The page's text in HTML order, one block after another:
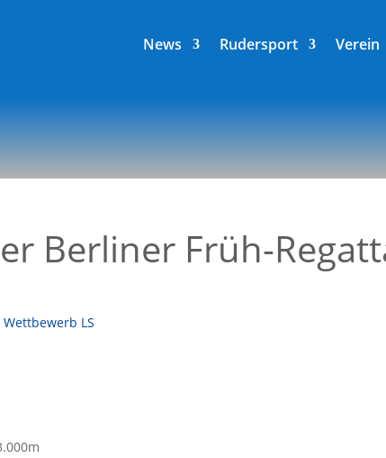
News Rudersport Verein
Berliner Früh-
Wettbewerb LS